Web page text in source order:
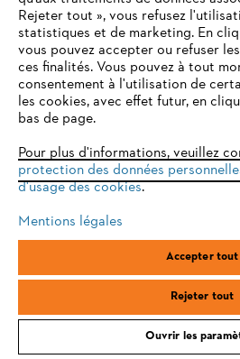
Plantes vivaces
latifolius)
VOTRE NAVIGATEUR
N'EST PLUS PRIS EN
Vous utilisez un navigateur Internet
en charge, et certaines fonctionnalités
peuvent fonctionner correctement.
optimale de notre site, nous vous
l'un des navigateurs suivants :
firefox
Rejeter tout », vous refusez
statistiques et de marketing. En
vous pouvez accepter ou refuser
ces finalités. Vous pouvez à tout
consentement à l'utilisation de
les cookies, avec effet futur, en
bas de page.
Pour plus d'informations, veuillez
protection des données
d'usage des cookies.
Mentions légales
Accepter tout
Rejeter tout
Ouvrir les